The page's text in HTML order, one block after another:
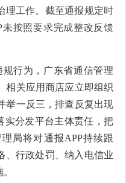
理工作。截至通报规定时
未按照要求完成整改反馈
规行为，广东省通信管理
相关应用商店应立即组织
举一反三，排查反复出现
实分发平台主体责任，把
局将对通报APP持续跟
、行政处罚、纳入电信业